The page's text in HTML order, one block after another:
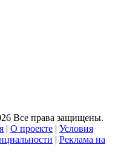
Все права защищены.
| О проекте | Условия
| Реклама на